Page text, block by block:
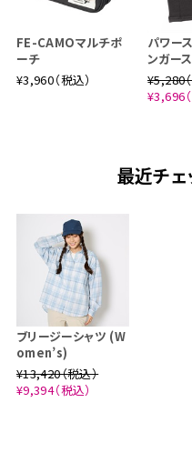
FE-CAMOマルチポ
ーチ
¥3,960（税込）
パワー
ンガー
¥5,280
¥3,696
最近チ
ブリージーシャツ (W
omen’s)
¥13,420（税込）
¥9,394（税込）